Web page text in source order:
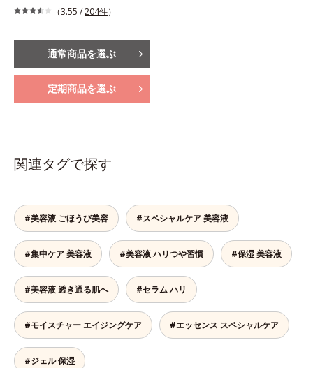
（3.55 /204件）
通常商品を選ぶ
定期商品を選ぶ
関連タグで探す
#美容液 ごほうび美容 #スペシャルケア 美容液
#集中ケア 美容液 #美容液 ハリつや習慣 #保湿 美容液
#美容液 透き通る肌へ #セラム ハリ
#モイスチャー エイジングケア #エッセンス スペシャルケア
#ジェル 保湿